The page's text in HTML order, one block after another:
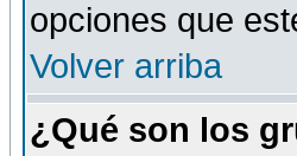
opciones que
Volver arriba
¿Qué son los